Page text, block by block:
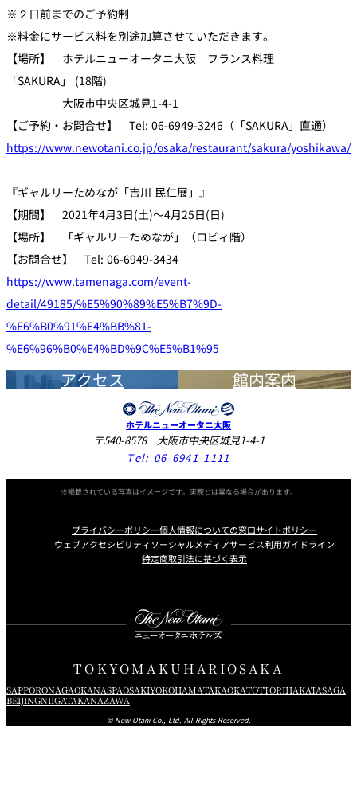
※２日前までのご予約制
※料金にサービス料を別途加算させていただきます。
【場所】 ホテルニューオータニ大阪 フランス料理
「SAKURA」 (18階)
大阪市中央区城見1-4-1
【ご予約・お問合せ】 Tel: 06-6949-3246（「SAKURA」直通）
https://www.newotani.co.jp/osaka/restaurant/sakura/yoshikawa/
『ギャルリーためなが「吉川 民仁展」』
【期間】 2021年4月3日(土)～4月25日(日)
【場所】 「ギャルリーためなが」（ロビィ階）
【お問合せ】 Tel: 06-6949-3434
https://www.tamenaga.com/event-
detail/49185/%E5%90%89%E5%B7%9D-
%E6%B0%91%E4%BB%81-
%E6%96%B0%E4%BD%9C%E5%B1%95
アクセス 館内案内
ホテルニューオータニ大阪
〒540-8578 大阪市中央区城見1-4-1
Tel: 06-6941-1111
※掲載されている写真はイメージです。実際とは異なる場合があります。
プライバシーポリシー個人情報についての窓口サイトポリシー
ウェブアクセシビリティソーシャルメディアサービス利用ガイドライン
特定商取引法に基づく表示
TOKYOMAKUHARIOSAKA
SAPPORONAGAOKANASPAOSAKIYOKOHAMATAKAOKATOTTORIHAKATASAGA
BEIJINGNIIGATAKANAZAWA
© New Otani Co., Ltd. All Rights Reserved.